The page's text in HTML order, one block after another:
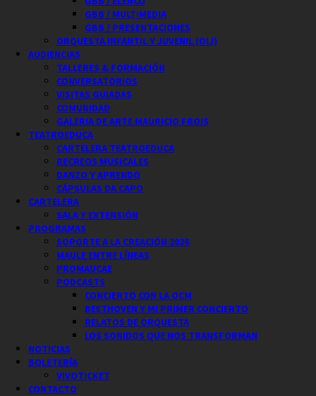
GBB / MULTIMEDIA
GBB / PRESENTACIONES
ORQUESTA INFANTIL Y JUVENIL (OIJ)
AUDIENCIAS
TALLERES & FORMACIÓN
CONVERSATORIOS
VISITAS GUIADAS
COMUNIDAD
GALERIA DE ARTE MAURICIO FROIS
TEATROEDUCA
CARTELERA TEATROEDUCA
RECREOS MUSICALES
DANZO Y APRENDO
CÁPSULAS DA CAPO
CARTELERA
SALA Y EXTENSIÓN
PROGRAMAS
SOPORTE A LA CREACIÓN 2026
MAULE ENTRE LÍNEAS
PROMAUCAE
PODCASTS
CONCIERTO CON LA OCM
BEETHOVEN Y MI PRIMER CONCIERTO
RELATOS DE ORQUESTA
LOS SONIDOS QUE NOS TRANSFORMAN
NOTICIAS
BOLETERÍA
VIVOTICKET
CONTACTO